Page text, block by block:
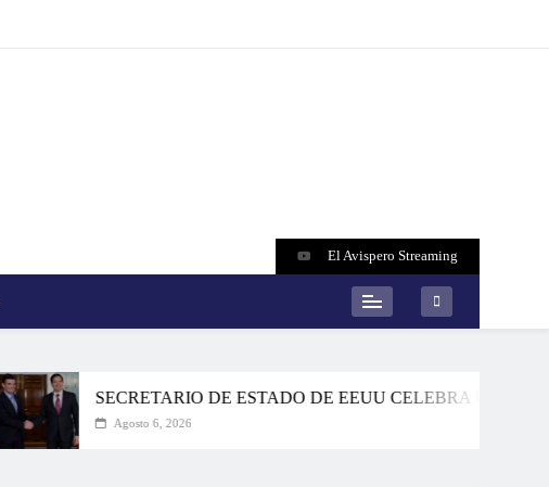
El Avispero Streaming
SECRETARIO DE ESTADO DE EEUU CELEBRA UNA
Agosto 6, 2026